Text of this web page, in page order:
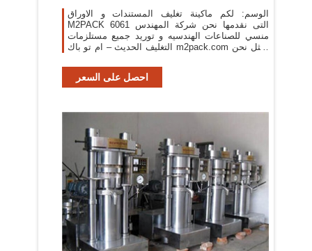
الوسم: لكم ماكينة تغليف المستندات و الاوراق
M2PACK 6061 التى نقدمها نحن شركة المهندس
منسي للصناعات الهندسيه و توريد جميع مستلزمات
التغليف الحديث – ام تو باك m2pack.com نمثل نحن
M2Pack.com رواد ...
احصل على السعر